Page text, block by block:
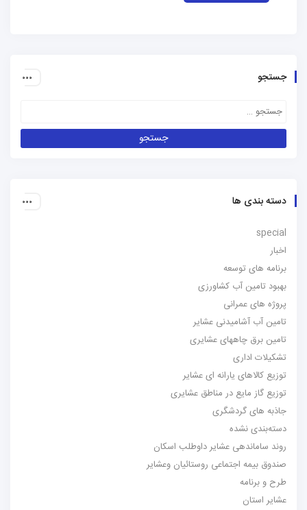
جستجو
دسته بندی ها
special
اخبار
برنامه های توسعه
بهبود تامین آب کشاورزی
پروژه های عمرانی
تامین آب آشامیدنی عشایر
تامین برق چاههای عشایری
تشکیلات اداری
توزیع کالاهای یارانه ای عشایر
توزیع گاز مایع در مناطق عشایری
جاذبه های گردشگری
دسته‌بندی نشده
روند ساماندهی عشایر داوطلب اسکان
صندوق بیمه اجتماعی روستائیان وعشایر
طرح و برنامه
عشایر استان